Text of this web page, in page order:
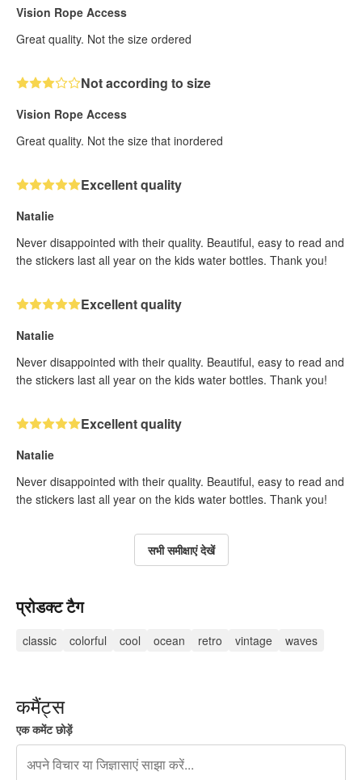
Vision Rope Access
Great quality. Not the size ordered
Not according to size
Vision Rope Access
Great quality. Not the size that inordered
Excellent quality
Natalie
Never disappointed with their quality. Beautiful, easy to read and
the stickers last all year on the kids water bottles. Thank you!
Excellent quality
Natalie
Never disappointed with their quality. Beautiful, easy to read and
the stickers last all year on the kids water bottles. Thank you!
Excellent quality
Natalie
Never disappointed with their quality. Beautiful, easy to read and
the stickers last all year on the kids water bottles. Thank you!
सभी समीक्षाएं देखें
प्रोडक्ट टैग
classic colorful cool ocean retro vintage waves
कमैंट्स
एक कमेंट छोड़ें